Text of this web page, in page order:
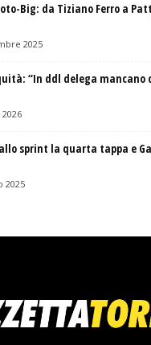
Big: da Tiziano Ferro a
2025
“In ddl delega mancano
sprint la quarta tappa e
2025